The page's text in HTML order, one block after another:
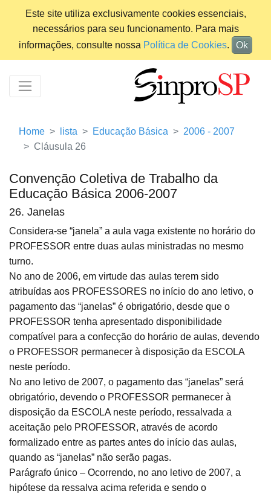
Este site utiliza exclusivamente cookies essenciais,
necessários para seu funcionamento. Para mais
informações, consulte nossa Política de Cookies. Ok
Home lista Educação Básica
2006 - 2007
Cláusula 26
Convenção Coletiva de Trabalho da
Educação Básica 2006-2007
26. Janelas
Considera-se “janela” a aula vaga existente no horário do
PROFESSOR entre duas aulas ministradas no mesmo
turno.
No ano de 2006, em virtude das aulas terem sido
atribuídas aos PROFESSORES no início do ano letivo, o
pagamento das “janelas” é obrigatório, desde que o
PROFESSOR tenha apresentado disponibilidade
compatível para a confecção do horário de aulas, devendo
o PROFESSOR permanecer à disposição da ESCOLA
neste período.
No ano letivo de 2007, o pagamento das “janelas” será
obrigatório, devendo o PROFESSOR permanecer à
disposição da ESCOLA neste período, ressalvada a
aceitação pelo PROFESSOR, através de acordo
formalizado entre as partes antes do início das aulas,
quando as “janelas” não serão pagas.
Parágrafo único – Ocorrendo, no ano letivo de 2007, a
hipótese da ressalva acima referida e sendo o